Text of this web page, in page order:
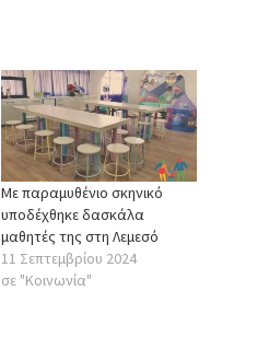
Με παραμυθένιο σκηνικό
υποδέχθηκε δασκάλα
μαθητές της στη Λεμεσό
11 Σεπτεμβρίου 2024
σε "Κοινωνία"